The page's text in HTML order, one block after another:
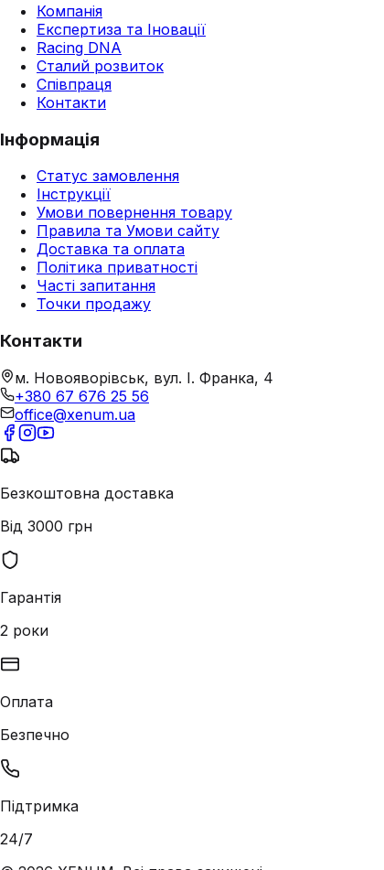
Компанія
Експертиза та Іновації
Racing DNA
Сталий розвиток
Співпраця
Контакти
Інформація
Статус замовлення
Інструкції
Умови повернення товару
Правила та Умови сайту
Доставка та оплата
Політика приватності
Часті запитання
Точки продажу
Контакти
м. Новояворівськ, вул. І. Франка, 4
+380 67 676 25 56
office@xenum.ua
Безкоштовна доставка
Від 3000 грн
Гарантія
2 роки
Оплата
Безпечно
Підтримка
24/7